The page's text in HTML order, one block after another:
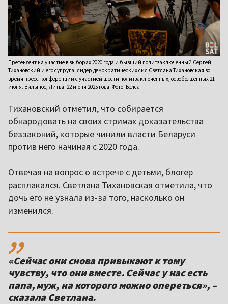
Претендент на участие в выборах 2020 года и бывший политзаключенный Сергей
Тихановский и его супруга, лидер демократических сил Светлана Тихановская во
время пресс-конференции с участием шести политзаключенных, освобожденных 21
июня. Вильнюс, Литва. 22 июня 2025 года. Фото: Белсат
Тихановский отметил, что собирается
обнародовать на своих стримах доказательства
беззаконий, которые чинили власти Беларуси
против него начиная с 2020 года.
Отвечая на вопрос о встрече с детьми, блогер
расплакался. Светлана Тихановская отметила, что
дочь его не узнала из-за того, насколько он
изменился.
,,
«Сейчас они снова привыкают к тому
чувству, что они вместе. Сейчас у нас есть
папа, муж, на которого можно опереться», –
сказала Светлана.